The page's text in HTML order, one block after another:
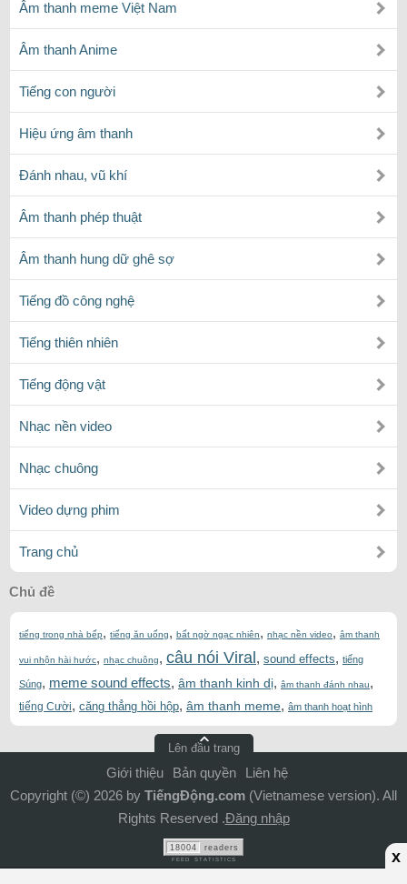
Âm thanh meme Việt Nam
Âm thanh Anime
Tiếng con người
Hiệu ứng âm thanh
Đánh nhau, vũ khí
Âm thanh phép thuật
Âm thanh hung dữ ghê sợ
Tiếng đồ công nghệ
Tiếng thiên nhiên
Tiếng động vật
Nhạc nền video
Nhạc chuông
Video dựng phim
Trang chủ
Chủ đề
tiếng trong nhà bếp, tiếng ăn uống, bất ngờ ngạc nhiên, nhạc nền video, âm thanh
vui nhộn hài hước, nhạc chuông, câu nói Viral , sound effects, tiếng
Súng, meme sound effects, âm thanh kinh dị, âm thanh đánh nhau,
tiếng Cười, căng thẳng hồi hộp, âm thanh meme, âm thanh hoạt hình
Lên đầu trang
Giới thiệu Bản quyền
Liên hệ
Copyright (©) 2026 by TiếngĐộng.com (Vietnamese version). All
Rights Reserved .Đăng nhập
18004 readers
FEED STATISTICS x